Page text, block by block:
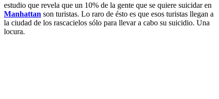
estudio que revela que un 10% de la gente que se quiere suicidar en
Manhattan son turistas. Lo raro de ésto es que esos turistas llegan a
la ciudad de los rascacielos sólo para llevar a cabo su suicidio. Una
locura.